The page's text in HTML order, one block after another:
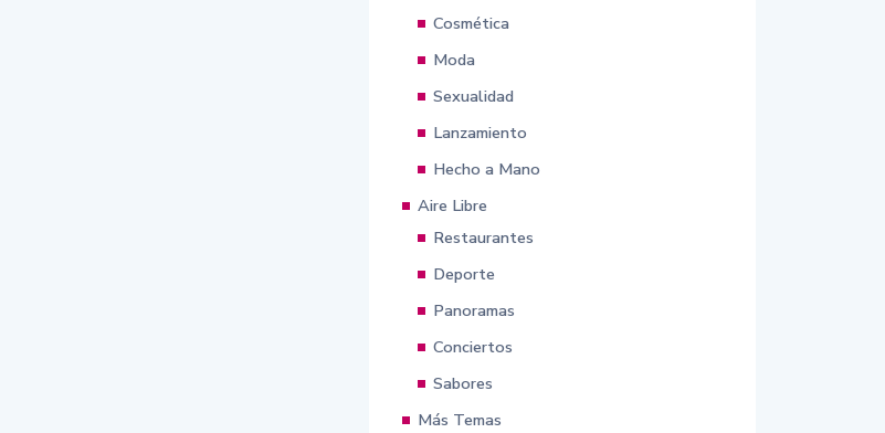
Cosmética
Moda
Sexualidad
Lanzamiento
Hecho a Mano
Aire Libre
Restaurantes
Deporte
Panoramas
Conciertos
Sabores
Más Temas